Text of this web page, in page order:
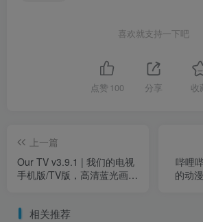
喜欢就支持一下吧
点赞 100 分享 收
上一篇
Our TV v3.9.1 | 我们的电视
手机版/TV版，高清蓝光画
哔哩
的动
相关推荐